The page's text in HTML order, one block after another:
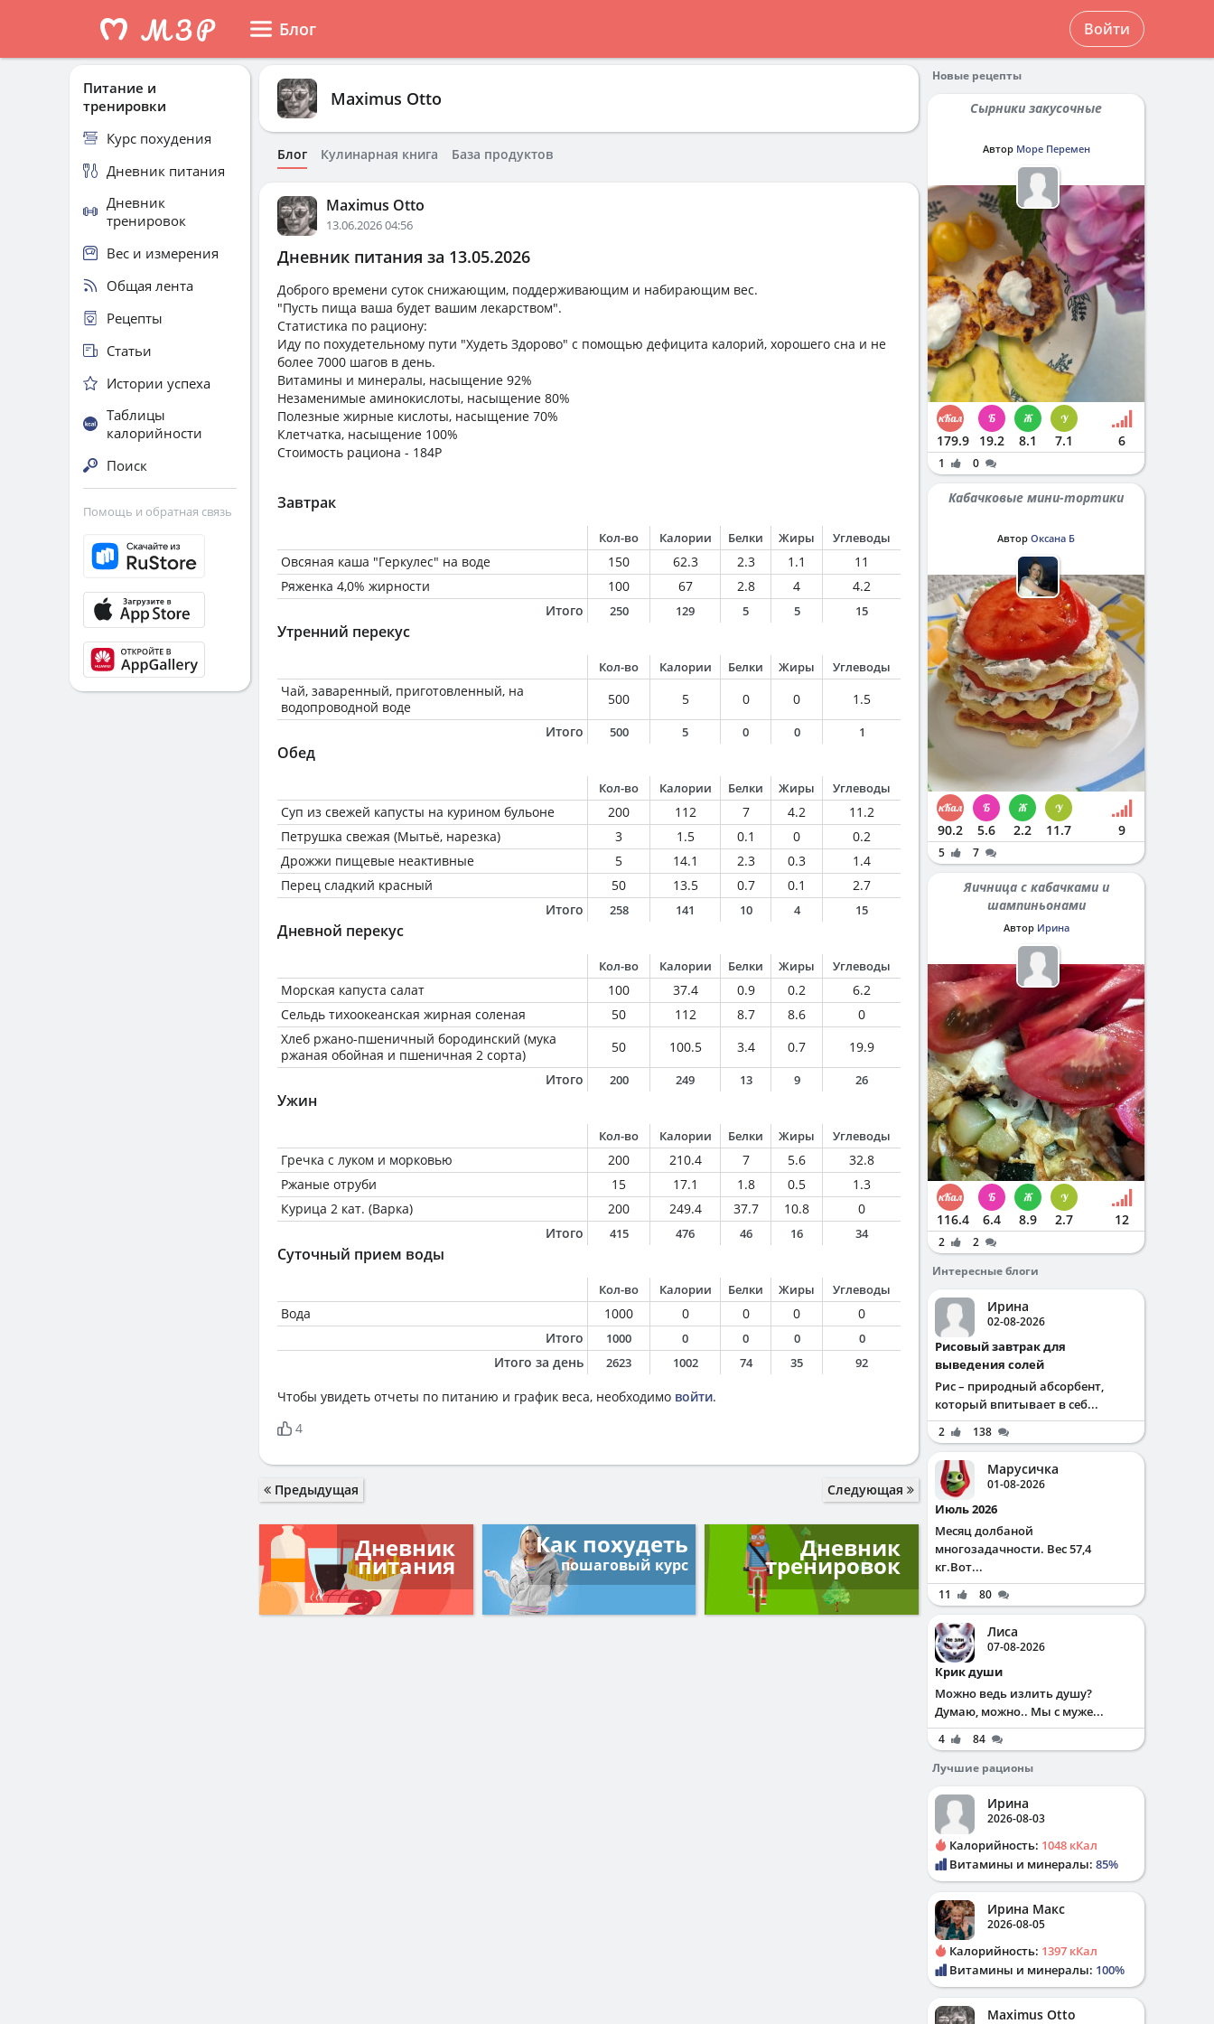
Блог Войти
Maximus Otto
Блог Кулинарная книга База продуктов
Maximus Otto
13.06.2026 04:56
Дневник питания за 13.05.2026
Доброго времени суток снижающим, поддерживающим и набирающим вес.
"Пусть пища ваша будет вашим лекарством".
Статистика по рациону:
Иду по похудетельному пути "Худеть Здорово" с помощью дефицита калорий, хорошего сна и не
более 7000 шагов в день.
Витамины и минералы, насыщение 92%
Незаменимые аминокислоты, насыщение 80%
Полезные жирные кислоты, насыщение 70%
Клетчатка, насыщение 100%
Стоимость рациона - 184Р
Завтрак
Кол-во Калории Белки Жиры Углеводы
Овсяная каша "Геркулес" на воде 150 62.3 2.3 1.1
11
Ряженка 4,0% жирности
100 67 2.8 4
4.2
Итого
250 129 5 5 15
Утренний перекус
Кол-во Калории Белки Жиры Углеводы
Чай, заваренный, приготовленный, на
водопроводной воде
500 5 0 0
1.5
Итого
500 5 0 0 1
Обед
Кол-во Калории Белки Жиры Углеводы
Суп из свежей капусты на курином бульоне 200 112 7 4.2
11.2
Петрушка свежая (Мытьё, нарезка)
3 1.5 0.1 0
0.2
Дрожжи пищевые неактивные
5 14.1 2.3 0.3
1.4
Перец сладкий красный
50 13.5 0.7 0.1
2.7
Итого
258 141 10 4 15
Дневной перекус
Кол-во Калории Белки Жиры Углеводы
Морская капуста салат 100 37.4 0.9 0.2
6.2
Сельдь тихоокеанская жирная соленая
50 112 8.7 8.6
0
Хлеб ржано-пшеничный бородинский (мука
ржаная обойная и пшеничная 2 сорта)
50 100.5 3.4 0.7
19.9
Итого
200 249 13 9 26
Ужин
Кол-во Калории Белки Жиры Углеводы
Гречка с луком и морковью 200 210.4 7 5.6
32.8
Ржаные отруби
15 17.1 1.8 0.5
1.3
Курица 2 кат. (Варка)
200 249.4 37.7 10.8
0
Итого
415 476 46 16 34
Суточный прием воды
Кол-во Калории Белки Жиры Углеводы
Вода 1000 0 0 0
0
Итого
1000 0 0 0 0
Итого за день 2623 1002 74 35 92
Чтобы увидеть отчеты по питанию и график веса, необходимо войти.
4
Предыдущая Следующая
Дневник
питания
Как похудеть
пошаговый курс
Дневник
тренировок
Питание и
тренировки
Курс похудения
Дневник питания
Дневник
тренировок
Вес и измерения
Общая лента
Рецепты
Статьи
Истории успеха
Таблицы
калорийности
Поиск
Помощь и обратная связь
Новые рецепты
Сырники закусочные
Автор Море Перемен
179.9 19.2 8.1 7.1 6
1 0
Кабачковые мини-тортики
Автор Оксана Б
90.2 5.6 2.2 11.7 9
5 7
Яичница с кабачками и
шампиньонами
Автор Ирина
116.4 6.4 8.9 2.7 12
2
2
Интересные блоги
Ирина
02-08-2026
Рисовый завтрак для
выведения солей
Рис – природный абсорбент,
который впитывает в себ...
2 138
Марусичка
01-08-2026
Июль 2026
Месяц долбаной
многозадачности. Вес 57,4
кг.Вот...
11 80
Лиса
07-08-2026
Крик души
Можно ведь излить душу?
Думаю, можно.. Мы с муже...
4
84
Лучшие рационы
Ирина
2026-08-03
Калорийность: 1048 кКал
Витамины и минералы: 85%
Ирина Макс
2026-08-05
Калорийность: 1397 кКал
Витамины и минералы: 100%
Maximus Otto